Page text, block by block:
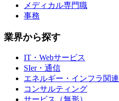
メディカル専門職
事務
業界から探す
IT・Webサービス
SIer・通信
エネルギー・インフラ関連
コンサルティング